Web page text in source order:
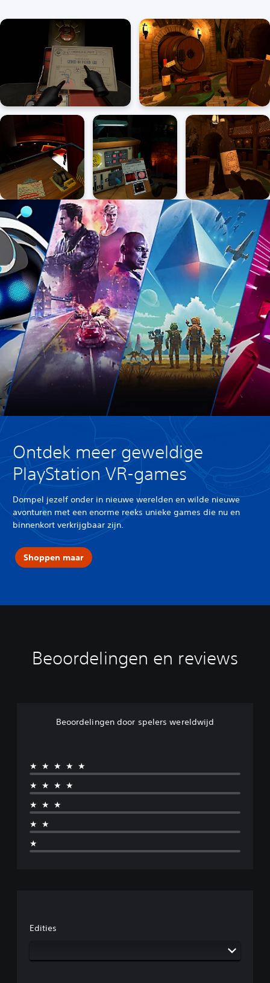
Ontdek meer geweldige
PlayStation VR-games
Dompel jezelf onder in nieuwe werelden en wilde nieuwe
avonturen met een enorme reeks unieke games die nu en
binnenkort verkrijgbaar zijn.
Shoppen maar
Beoordelingen en reviews
Beoordelingen door spelers wereldwijd
★★★★★
★★★★
★★★
★★
★
Edities